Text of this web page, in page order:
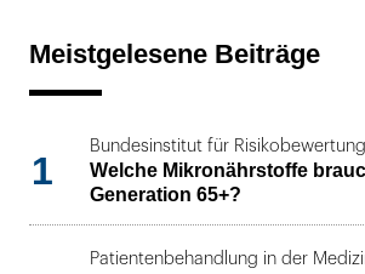
Meistgelesene Beiträge
1
Bundesinstitut für
Welche Mikronährstoffe
Generation 65+?
Patientenbehandlung in der